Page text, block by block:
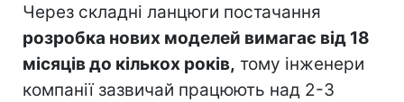
Через складні ланцюги постачання
розробка нових моделей вимагає від 18
місяців до кількох років, тому інженери
компанії зазвичай працюють над 2-3